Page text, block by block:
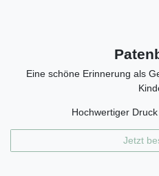
Eine schöne Erinnerung als
Hochwertiger
Jetzt